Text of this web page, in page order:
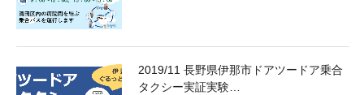
2019/11 長野県伊那市ドアツードア乗合
タクシー実証実験…